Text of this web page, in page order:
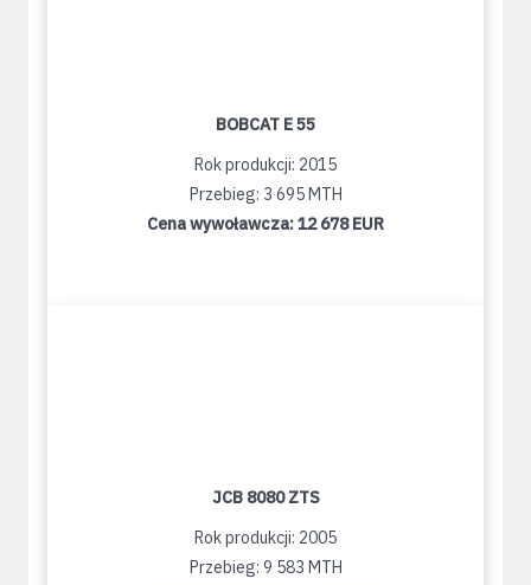
BOBCAT E 55
Rok produkcji: 2015
Przebieg: 3 695 MTH
Cena wywoławcza:12 678 EUR
JCB 8080 ZTS
Rok produkcji: 2005
Przebieg: 9 583 MTH